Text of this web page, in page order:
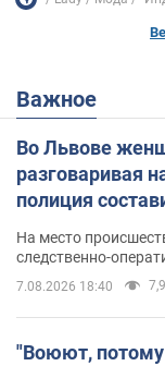
Важное
Во Львове
разговаривая
полиция
На место
следственно-
7.08.2026 18:40
"Воюют, потому